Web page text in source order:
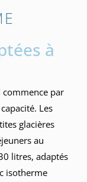
à
commence par
Les
glacières
au
litres, adaptés
isotherme